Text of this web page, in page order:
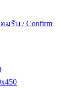
มรับ / Confirm